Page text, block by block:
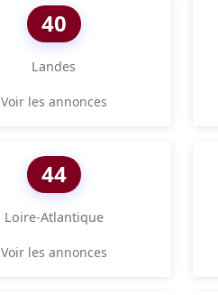
40
Landes
Voir les annonces
44
Loire-Atlantique
Voir les annonces